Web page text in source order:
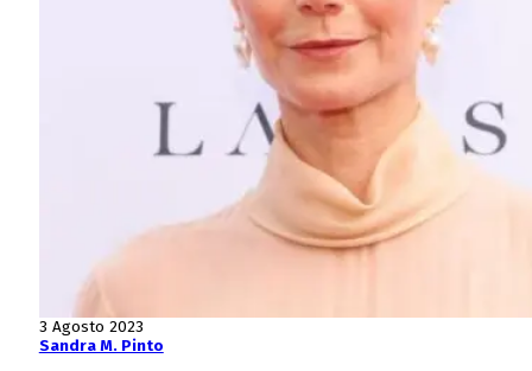
3 Agosto 2023
Sandra M. Pinto